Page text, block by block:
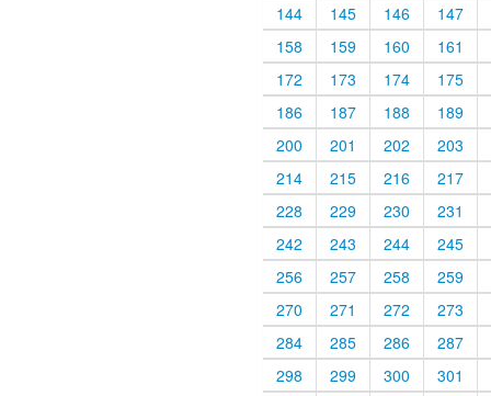
144
145 146
147
158
159 160
161
172
173 174
175
186
187 188
189
200
201 202
203
214
215 216
217
228
229 230
231
242
243 244
245
256
257 258
259
270
271 272
273
284
285 286
287
298
299 300
301